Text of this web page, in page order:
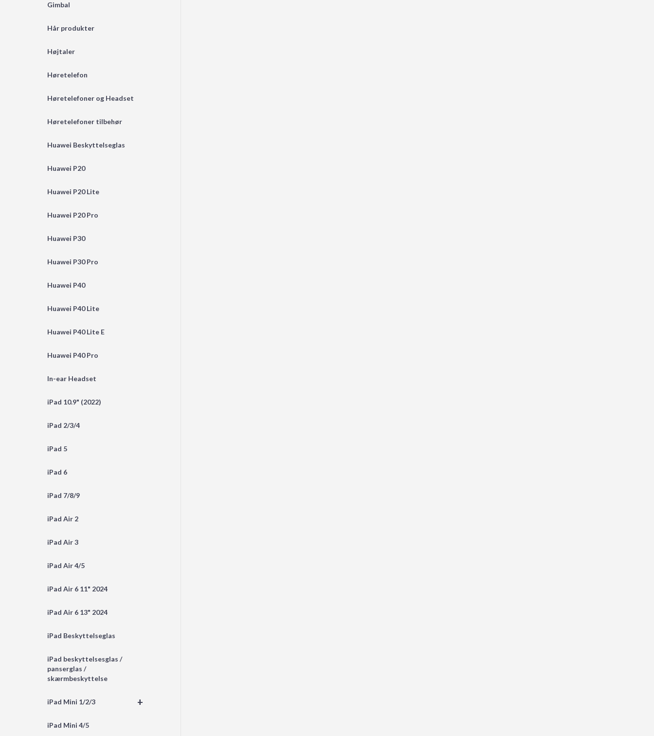
Gimbal
Hår produkter
Højtaler
Høretelefon
Høretelefoner og Headset
Høretelefoner tilbehør
Huawei Beskyttelseglas
Huawei P20
Huawei P20 Lite
Huawei P20 Pro
Huawei P30
Huawei P30 Pro
Huawei P40
Huawei P40 Lite
Huawei P40 Lite E
Huawei P40 Pro
In-ear Headset
iPad 10.9" (2022)
iPad 2/3/4
iPad 5
iPad 6
iPad 7/8/9
iPad Air 2
iPad Air 3
iPad Air 4/5
iPad Air 6 11" 2024
iPad Air 6 13" 2024
iPad Beskyttelseglas
iPad beskyttelsesglas /
panserglas /
skærmbeskyttelse
+
iPad Mini 1/2/3
iPad Mini 4/5